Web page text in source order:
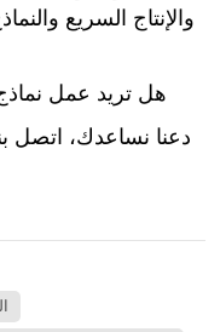
والإنتاج السريع
هل تريد عمل